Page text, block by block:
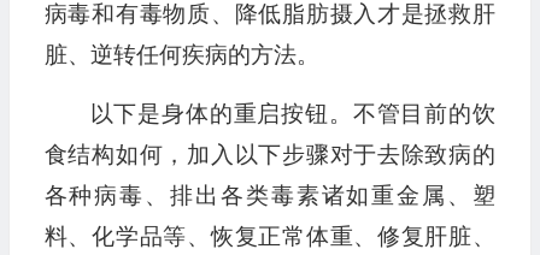
病毒和有毒物质、降低脂肪摄入才是拯救肝
脏、逆转任何疾病的方法。
以下是身体的重启按钮。不管目前的饮
食结构如何，加入以下步骤对于去除致病的
各种病毒、排出各类毒素诸如重金属、塑
料、化学品等、恢复正常体重、修复肝脏、